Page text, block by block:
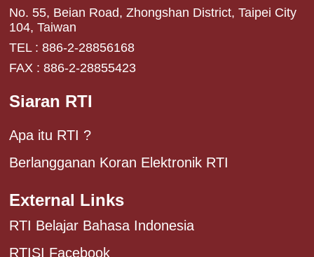
No. 55, Beian Road, Zhongshan District, Taipei City
104, Taiwan
TEL : 886-2-28856168
FAX : 886-2-28855423
Siaran RTI
Apa itu RTI ?
Berlangganan Koran Elektronik RTI
External Links
RTI Belajar Bahasa Indonesia
RTISI Facebook